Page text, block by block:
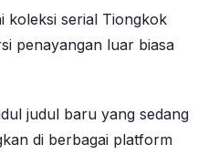
koleksi serial Tiongkok
penayangan luar biasa
judul baru yang sedang
di berbagai platform